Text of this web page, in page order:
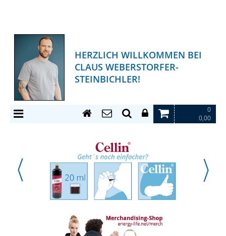
HERZLICH WILLKOMMEN BEI
CLAUS WEBERSTORFER-
STEINBICHLER!
0
0,00